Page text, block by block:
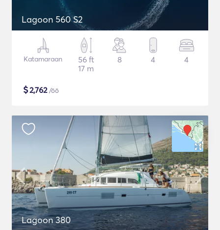
Lagoon 560 S2
Katamaraan
56 ft
17 m
8 4 4
$2,762/öö
Lagoon 380